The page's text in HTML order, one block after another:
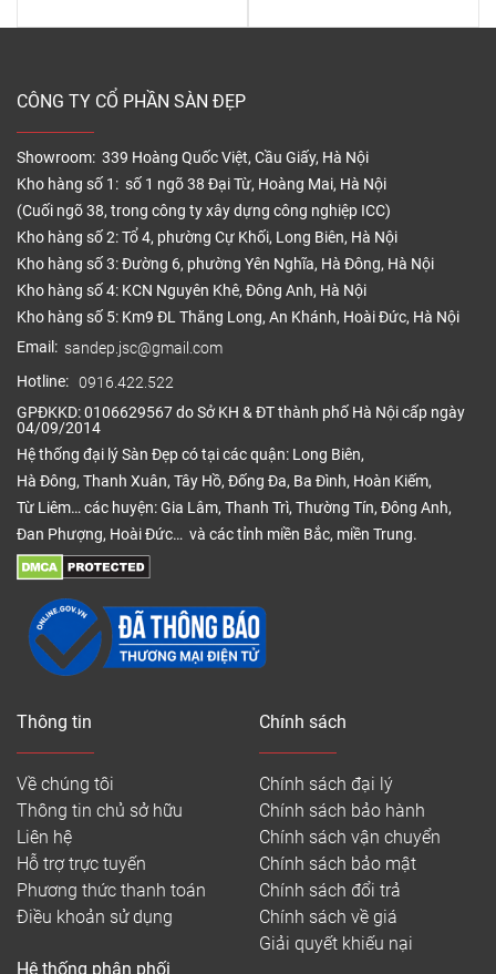
CÔNG TY CỔ PHẦN SÀN ĐẸP
Showroom: 339 Hoàng Quốc Việt, Cầu Giấy, Hà Nội
Kho hàng số 1: số 1 ngõ 38 Đại Từ, Hoàng Mai, Hà Nội
(Cuối ngõ 38, trong công ty xây dựng công nghiệp ICC)
Kho hàng số 2: Tổ 4, phường Cự Khối, Long Biên, Hà Nội
Kho hàng số 3: Đường 6, phường Yên Nghĩa, Hà Đông, Hà Nội
Kho hàng số 4: KCN Nguyên Khê, Đông Anh, Hà Nội
Kho hàng số 5: Km9 ĐL Thăng Long, An Khánh, Hoài Đức, Hà Nội
Email: sandep.jsc@gmail.com
Hotline: 0916.422.522
GPĐKKD: 0106629567 do Sở KH & ĐT thành phố Hà Nội cấp ngày
04/09/2014
Hệ thống đại lý Sàn Đẹp có tại các quận: Long Biên,
Hà Đông, Thanh Xuân, Tây Hồ, Đống Đa, Ba Đình, Hoàn Kiếm,
Từ Liêm… các huyện: Gia Lâm, Thanh Trì, Thường Tín, Đông Anh,
Đan Phượng, Hoài Đức… và các tỉnh miền Bắc, miền Trung.
Thông tin
Về chúng tôi
Thông tin chủ sở hữu
Liên hệ
Hỗ trợ trực tuyến
Phương thức thanh toán
Điều khoản sử dụng
Chính sách
Chính sách đại lý
Chính sách bảo hành
Chính sách vận chuyển
Chính sách bảo mật
Chính sách đổi trả
Chính sách về giá
Giải quyết khiếu nại
Hệ thống phân phối